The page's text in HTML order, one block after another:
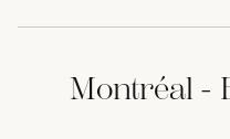
Montréal -